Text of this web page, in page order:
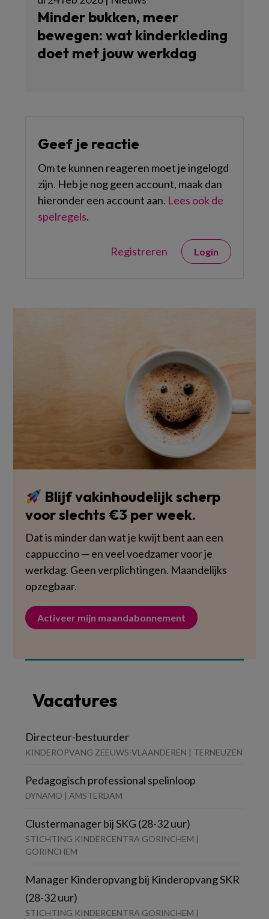
Minder bukken, meer
bewegen: wat kinderkleding
doet met jouw werkdag
Geef je reactie
Om te kunnen reageren moet je ingelogd
zijn. Heb je nog geen account, maak dan
hieronder een account aan. Lees ook de
spelregels.
Registreren Login
Blijf vakinhoudelijk scherp
voor slechts €3 per week.
Dat is minder dan wat je kwijt bent aan een
cappuccino — en veel voedzamer voor je
werkdag. Geen verplichtingen. Maandelijks
opzegbaar.
Activeer mijn maandabonnement
Vacatures
Directeur-bestuurder
KINDEROPVANG ZEEUWS-VLAANDEREN | TERNEUZEN
Pedagogisch professional spelinloop
DYNAMO | AMSTERDAM
Clustermanager bij SKG (28-32 uur)
STICHTING KINDERCENTRA GORINCHEM |
GORINCHEM
Manager Kinderopvang bij Kinderopvang SKR
(28-32 uur)
STICHTING KINDERCENTRA GORINCHEM |